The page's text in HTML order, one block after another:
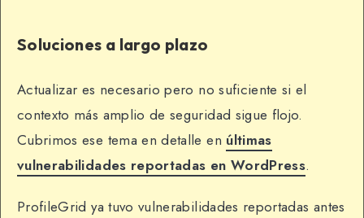
Soluciones a largo plazo
Actualizar es necesario pero no suficiente si el
contexto más amplio de seguridad sigue flojo.
Cubrimos ese tema en detalle en últimas
vulnerabilidades reportadas en WordPress.
ProfileGrid ya tuvo vulnerabilidades reportadas antes